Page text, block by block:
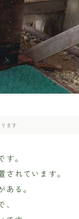
ます
。
れています。
る。